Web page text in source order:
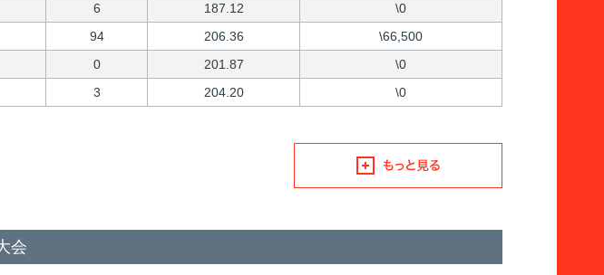
6 187.12
\0
94 206.36
\66,500
0 201.87
\0
3 204.20 \0
会